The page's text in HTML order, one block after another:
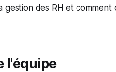
des RH et comment
l'équipe